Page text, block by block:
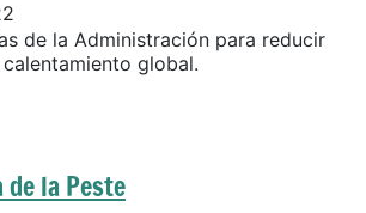
de la Administración para reducir
global.
la Peste